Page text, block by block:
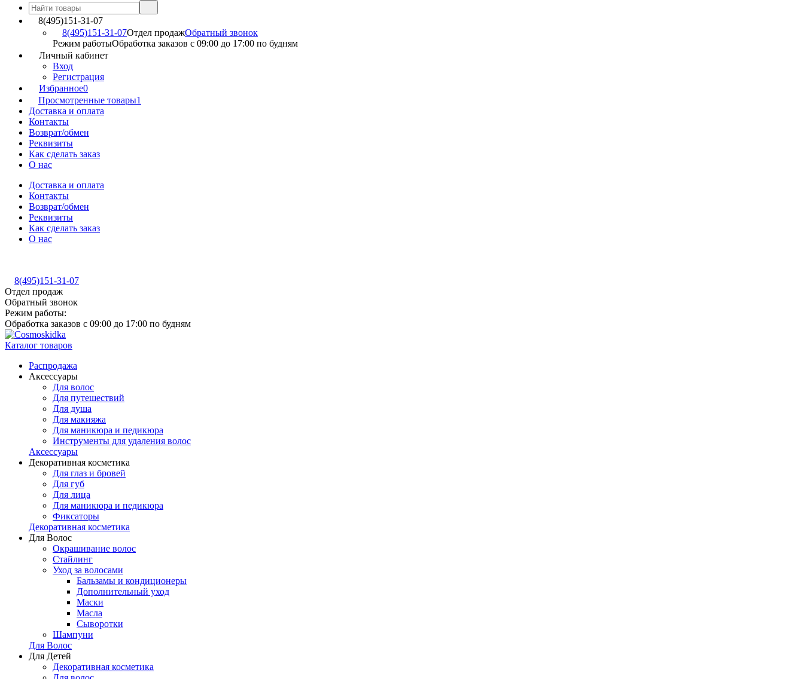
8(495)151-31-07
8(495)151-31-07Отдел продажОбратный звонок
Режим работыОбработка заказов с 09:00 до 17:00 по будням
Личный кабинет
Вход
Регистрация
Избранное0
Просмотренные товары1
Доставка и оплата
Контакты
Возврат/обмен
Реквизиты
Как сделать заказ
О нас
Доставка и оплата
Контакты
Возврат/обмен
Реквизиты
Как сделать заказ
О нас
8(495)151-31-07
Отдел продаж
Обратный звонок
Режим работы:
Обработка заказов с 09:00 до 17:00 по будням
Каталог товаров
Распродажа
Аксессуары
Для волос
Для путешествий
Для душа
Для макияжа
Для маникюра и педикюра
Инструменты для удаления волос
Аксессуары
Декоративная косметика
Для глаз и бровей
Для губ
Для лица
Для маникюра и педикюра
Фиксаторы
Декоративная косметика
Для Волос
Окрашивание волос
Стайлинг
Уход за волосами
Бальзамы и кондиционеры
Дополнительный уход
Маски
Масла
Сыворотки
Шампуни
Для Волос
Для Детей
Декоративная косметика